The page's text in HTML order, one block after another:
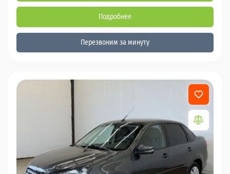
Подробнее
Перезвоним за минуту